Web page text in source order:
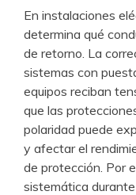
En instalaciones
determina qué
de retorno. La
sistemas con
equipos reciban
que las
polaridad puede
y afectar el
de protección. Por
sistemática